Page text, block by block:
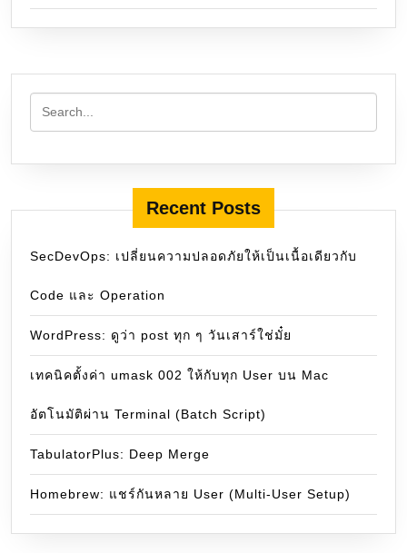
Recent Posts
SecDevOps: เปลี่ยนความปลอดภัยให้เป็นเนื้อเดียวกับ
Code และ Operation
WordPress: ดูว่า post ทุก ๆ วันเสาร์ใช่มั๋ย
เทคนิคตั้งค่า umask 002 ให้กับทุก User บน Mac
อัตโนมัติผ่าน Terminal (Batch Script)
TabulatorPlus: Deep Merge
Homebrew: แชร์กันหลาย User (Multi-User Setup)